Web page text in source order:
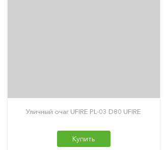
Уличный очаг UFIRE PL-03 D80 UFIRE
Купить